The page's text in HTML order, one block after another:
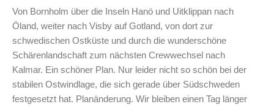
Von Bornholm über die Inseln Hanö und Uitklippan nach
Öland, weiter nach Visby auf Gotland, von dort zur
schwedischen Ostküste und durch die wunderschöne
Schärenlandschaft zum nächsten Crewwechsel nach
Kalmar. Ein schöner Plan. Nur leider nicht so schön bei der
stabilen Ostwindlage, die sich gerade über Südschweden
festgesetzt hat. Planänderung. Wir bleiben einen Tag länger